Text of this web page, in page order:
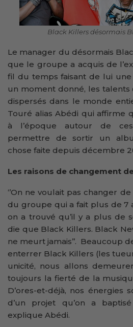
Black Killers désormais
Le manager du désormais
que le groupe a acquis de
fil du temps faisant de lui
un moment donné, les
dispersés dans le monde
Touré alias Abédi qui affirme
à l’époque autour de
permettre de sortir un
chose faite depuis décembre
Les raisons de changement
‘’On ne voulait pas changer
du groupe qui a fait plus de 7
on a trouvé qu’il y a plus de
die que Black Killers. Black
ne meurt jamais’’. Beaucoup
enterrer Black Killers (les
unicité, nous allons
toujours la fierté de la
D’ores-et-déjà, nos énergies
d’un projet qu’on a baptisé
explique Abédi.